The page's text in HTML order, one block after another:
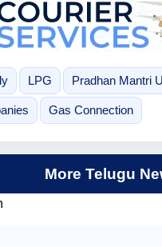
LPG Pradhan Mantri
Gas Connection
More Telugu